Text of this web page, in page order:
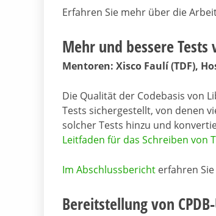
Erfahren Sie mehr über die
Mehr und bessere Tests
Mentoren: Xisco Faulí (TDF),
Die Qualität der Codebasis von
Tests sichergestellt, von denen
solcher Tests hinzu und
Leitfaden für das Schreiben von
Im Abschlussbericht erfahren
Bereitstellung von